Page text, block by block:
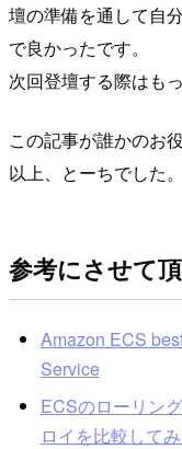
壇の準備を通して自
で良かったです。
次回登壇する際はも
この記事が誰かのお
以上、とーちでした。
参考にさせて
Amazon ECS
Service
ECSのローリン
ロイを比較して